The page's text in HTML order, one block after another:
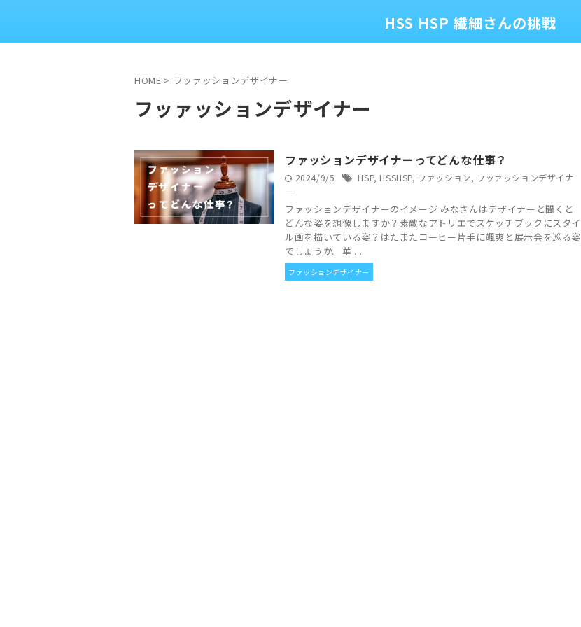
HSS HSP 繊細さんの挑戦
HOME > フッァッションデザイナー
フッァッションデザイナー
ファッションデザイナーってどんな仕事？
2024/9/5 HSP, HSSHSP, ファッション, フッァッションデザイナ
ー
ファッションデザイナーのイメージ みなさんはデザイナーと聞くと
どんな姿を想像しますか？素敵なアトリエでスケッチブックにスタイ
ル画を描いている姿？はたまたコーヒー片手に颯爽と展示会を巡る姿
でしょうか。華 ...
ファッションデザイナー